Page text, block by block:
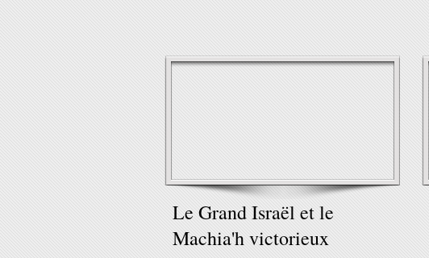
Le Grand Israël et le
Machia'h victorieux